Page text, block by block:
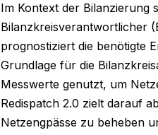
Im Kontext der Bilanzierung
Bilanzkreisverantwortlicher
prognostiziert die benötigte
Grundlage für die
Messwerte genutzt, um
Redispatch 2.0 zielt darauf
Netzengpässe zu beheben